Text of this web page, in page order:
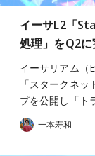
イーサL2「
処理」をQ2
イーサリアム（
「スタークネ
プを公開し「ト
一本寿和